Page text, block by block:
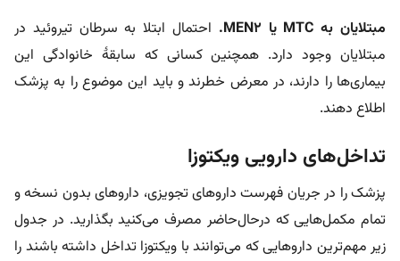
مبتلایان به MTC یا MEN2.
احتمال ابتلا به سرطان تیروئید در
مبتلایان وجود دارد. همچنین کسانی که سابقۀ خانوادگی این
بیماری‌ها را دارند، در معرض خطرند و باید این موضوع را به پزشک
اطلاع دهند.
تداخل‌های دارویی ویکتوزا
پزشک را در جریان فهرست داروهای تجویزی، داروهای بدون نسخه و
تمام مکمل‌هایی که در‌حال‌حاضر مصرف می‌کنید بگذارید. در جدول
زیر مهم‌ترین داروهایی که می‌توانند با ویکتوزا تداخل داشته باشند را